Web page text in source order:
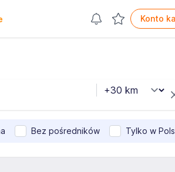
Konto
Bez pośredników Tylko w